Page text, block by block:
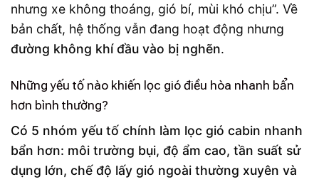
nhưng xe không thoáng, gió bí, mùi khó chịu”. Về
bản chất, hệ thống vẫn đang hoạt động nhưng
đường không khí đầu vào bị nghẽn.
Những yếu tố nào khiến lọc gió điều hòa nhanh bẩn
hơn bình thường?
Có 5 nhóm yếu tố chính làm lọc gió cabin nhanh
bẩn hơn: môi trường bụi, độ ẩm cao, tần suất sử
dụng lớn, chế độ lấy gió ngoài thường xuyên và